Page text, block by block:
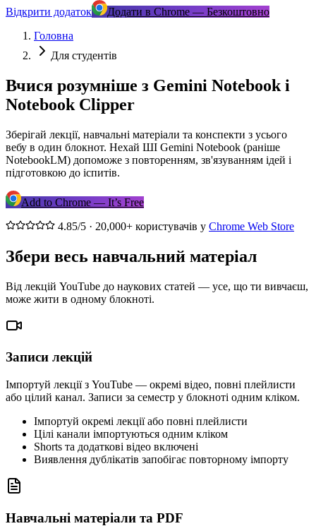
Відкрити додаток
Додати в Chrome — Безкоштовно
Головна
Для студентів
Вчися розумніше з Gemini Notebook і
Notebook Clipper
Зберігай лекції, навчальні матеріали та конспекти з усього
вебу в один блокнот. Нехай ШІ Gemini Notebook (раніше
NotebookLM) допоможе з повторенням, зв'язуванням ідей і
підготовкою до іспитів.
Add to Chrome — It’s Free
4.85/5 · 20,000+ користувачів у Chrome Web Store
Збери весь навчальний матеріал
Від лекцій YouTube до наукових статей — усе, що ти вивчаєш,
може жити в одному блокноті.
Записи лекцій
Імпортуй лекції з YouTube — окремі відео, повні плейлисти
або цілий канал. Записи за семестр у блокноті одним кліком.
Імпортуй окремі лекції або повні плейлисти
Цілі канали імпортуються одним кліком
Shorts та додаткові відео включені
Виявлення дублікатів запобігає повторному імпорту
Навчальні матеріали та PDF